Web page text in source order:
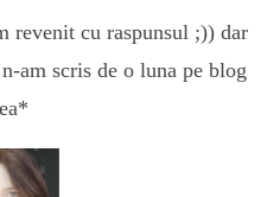
revenit cu raspunsul ;)) dar
am scris de o luna pe blog